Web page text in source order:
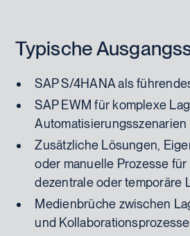
Typische
SAP S/4HANA als
SAP EWM für komplexe
Automatisierungsszenarien
Zusätzliche Lösungen,
oder manuelle Prozesse
dezentrale oder temporäre
Medienbrüche zwischen
und